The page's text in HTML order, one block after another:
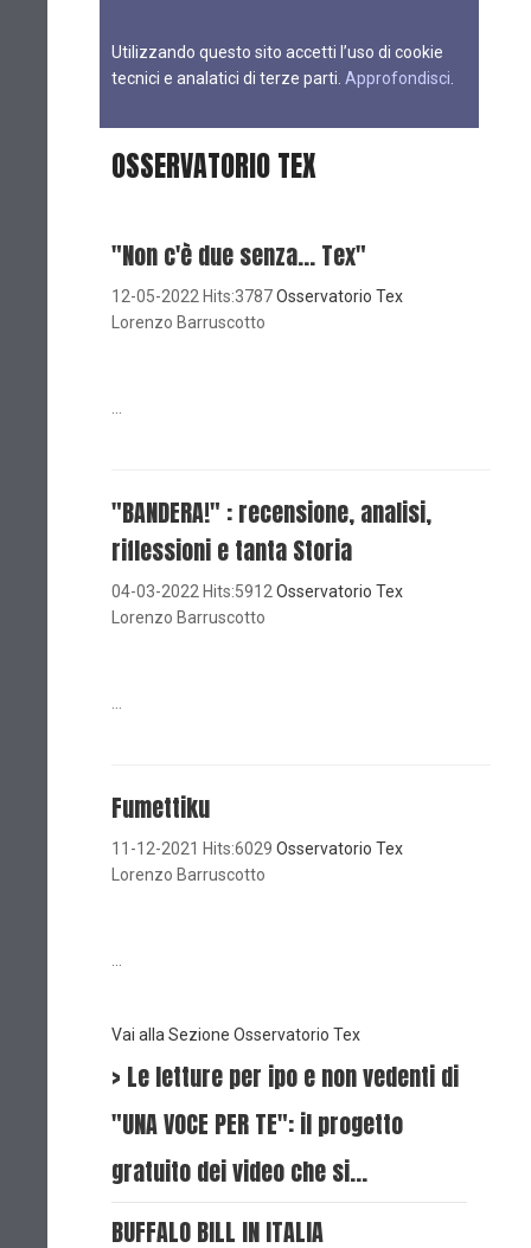
Utilizzando questo sito accetti l’uso di cookie
tecnici e analatici di terze parti. Approfondisci
OSSERVATORIO TEX
"Non c'è due senza... Tex"
12-05-2022 Hits:3787Osservatorio Tex
Lorenzo Barruscotto
"BANDERA!" : recensione, analisi,
riflessioni e tanta Storia
04-03-2022 Hits:5912 Osservatorio Tex
Lorenzo Barruscotto
Fumettiku
11-12-2021 Hits:6029 Osservatorio Tex
Lorenzo Barruscotto
Vai alla Sezione Osservatorio Tex
> Le letture per ipo e non vedenti di
"UNA VOCE PER TE": il progetto
gratuito dei video che si…
BUFFALO BILL IN ITALIA